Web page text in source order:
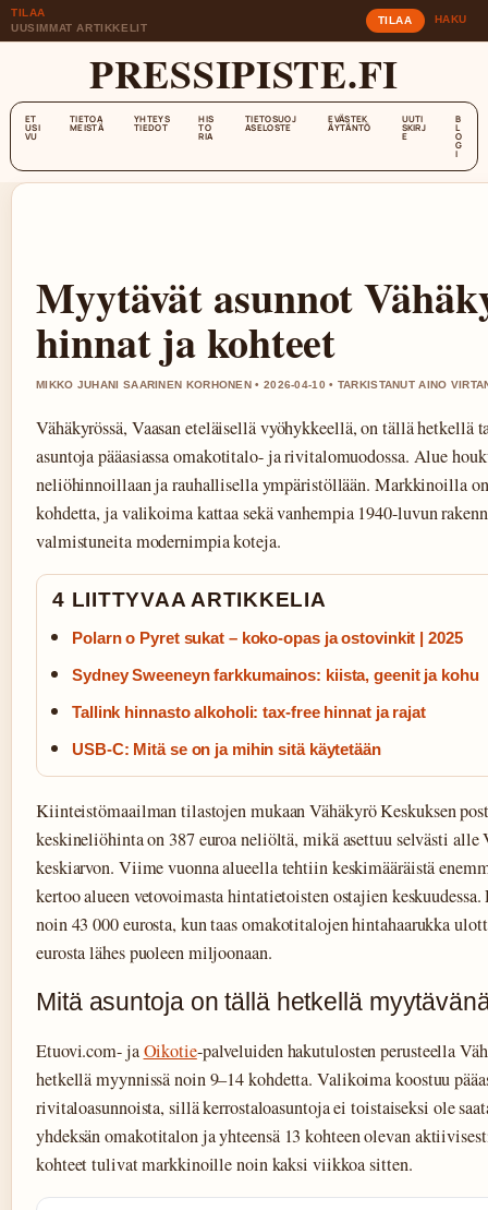
TILAA
UUSIMMAT ARTIKKELIT
TILAA HAKU
PRESSIPISTE.FI
ET
USI
VU
TIETOA
MEISTÄ
YHTEYS
TIEDOT
HIS
TO
RIA
TIETOSUOJ
ASELOSTE
EVÄSTEK
ÄYTÄNTÖ
UUTI
SKIRJ
E
B
L
O
G
I
Myytävät asunnot
hinnat ja kohteet
MIKKO JUHANI SAARINEN KORHONEN • 2026-04-10 • TARKISTANUT AINO
Vähäkyrössä, Vaasan eteläisellä vyöhykkeellä, on tällä hetkellä
asuntoja pääasiassa omakotitalo- ja rivitalomuodossa. Alue
neliöhinnoillaan ja rauhallisella ympäristöllään. Markkinoilla
kohdetta, ja valikoima kattaa sekä vanhempia 1940-luvun
valmistuneita modernimpia koteja.
4 LIITTYVAA ARTIKKELIA
Polarn o Pyret sukat – koko-opas ja ostovinkit | 2025
Sydney Sweeneyn farkkumainos: kiista, geenit ja kohu
Tallink hinnasto alkoholi: tax-free hinnat ja rajat
USB-C: Mitä se on ja mihin sitä käytetään
Kiinteistömaailman tilastojen mukaan Vähäkyrö Keskuksen
keskineliöhinta on 387 euroa neliöltä, mikä asettuu selvästi alle
keskiarvon. Viime vuonna alueella tehtiin keskimääräistä
kertoo alueen vetovoimasta hintatietoisten ostajien
noin 43 000 eurosta, kun taas omakotitalojen hintahaarukka
eurosta lähes puoleen miljoonaan.
Mitä asuntoja on tällä hetkellä
Etuovi.com- jaOikotie-palveluiden hakutulosten perusteella
hetkellä myynnissä noin 9–14 kohdetta. Valikoima koostuu
rivitaloasunnoista, sillä kerrostaloasuntoja ei toistaiseksi ole
yhdeksän omakotitalon ja yhteensä 13 kohteen olevan
kohteet tulivat markkinoille noin kaksi viikkoa sitten.